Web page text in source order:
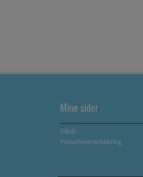
Mine sider
Vilkår
Personvernerklæring